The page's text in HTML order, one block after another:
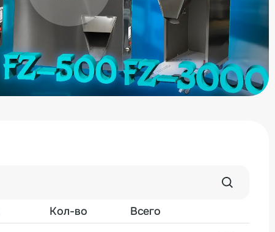
регионы России и в страны Таможенного союза.
официальная гарантия завода-
профессиональное сервисное
действия гарантии, так и послегарантийный
Кол-во Всего